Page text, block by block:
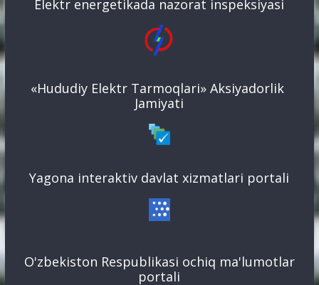
Elektr energetikada nazorat inspeksiyasi
«Hududiy Elektr Tarmoqlari» Aksiyadorlik
Jamiyati
Yagona interaktiv davlat xizmatlari portali
O'zbekiston Respublikasi ochiq ma'lumotlar
portali